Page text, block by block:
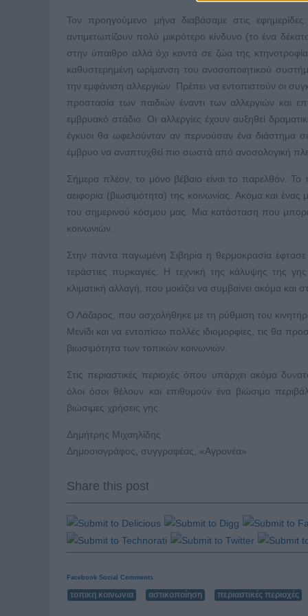
Τον προηγούμενο μήνα διαβάσαμε στις
αντιμετωπίζουν πολύ μικρότερο κίνδυνο (το ένα
στην ύπαιθρο αλλά όχι κοντά σε ζώα της
καθυστερημένη ωρίμανση του ανοσοποιητικού
την εμφάνιση αλλεργιών. Πρέπει να εντοπιστούν οι
προστασία των παιδιών έναντι των αλλεργιών και
εμβρυακό στάδιο. Οι αλλεργίες έχουν αυξηθεί
έγκυοι θα ωφελούνταν αν περνούσαν ένα διάστημα
έμβρυο να αναπτυχθεί πιο σωστά από ανοσολογική
Σήμερα πλέον, το μόνο βέβαιο είναι το παρελθόν. Το
αειφορία (βιωσιμότητα) της κοινωνίας. Ακόμα και
του σημερινού κόσμου μας. Μια κατάσταση που
κοινωνιών.
Στην πάντα παγωμένη Σιβηρία η θερμοκρασία έφτασε
τεράστιες πυρκαγιές. Η τεχνική της κάλυψης της
κλιματική αλλαγή, που μοιάζει να συμβαίνει ακόμα και
Ο Λάζαρος, που ασχολήθηκε με τη ρύθμιση του
Μενίδι και να εντοπίσω πολλές ιδιομορφίες, τις θα
βιωσιμότητα των τοπικών κοινωνιών.
Στις περιαστικές περιοχές όπου υπάρχει ακόμα
όλοι όσοι θέλουν και επιθυμούν ένα βιώσιμο
βιώσιμες χρήσεις γης.
Δημήτρης Μιχαηλίδης
Δημοσιογράφος, συγγραφέας, «Αγρονέα»
Share this post
Facebook Social Comments
τοπικη κοινωνια αστικοποίηση περιαστικές περιοχές